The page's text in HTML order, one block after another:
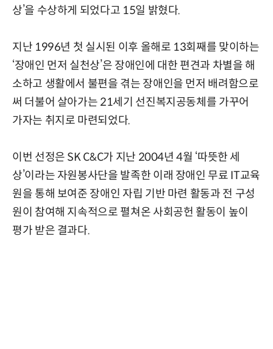
상’을 수상하게 되었다고 15일 밝혔다.
지난 1996년 첫 실시된 이후 올해로 13회째를 맞이하는
‘장애인 먼저 실천상’은 장애인에 대한 편견과 차별을 해
소하고 생활에서 불편을 겪는 장애인을 먼저 배려함으로
써 더불어 살아가는 21세기 선진복지공동체를 가꾸어
가자는 취지로 마련되었다.
이번 선정은 SK C&C가 지난 2004년 4월 ‘따뜻한 세
상’이라는 자원봉사단을 발족한 이래 장애인 무료 IT교육
원을 통해 보여준 장애인 자립 기반 마련 활동과 전 구성
원이 참여해 지속적으로 펼쳐온 사회공헌 활동이 높이
평가 받은 결과다.